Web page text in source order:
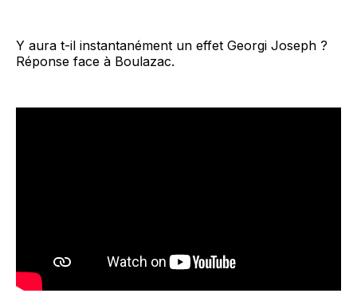
Y aura t-il instantanément un effet Georgi Joseph ?
Réponse face à Boulazac.